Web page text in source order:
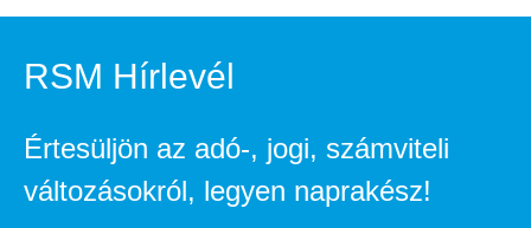
RSM Hírlevél
Értesüljön az adó-, jogi, számviteli
változásokról, legyen naprakész!